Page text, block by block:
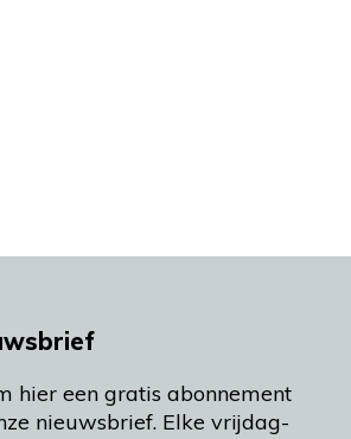
hier een gratis abonnement
nieuwsbrief. Elke vrijdag-